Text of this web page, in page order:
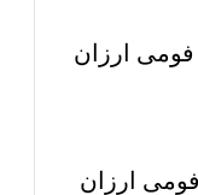
ارزان
ارزان